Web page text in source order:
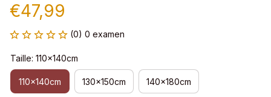
€47,99
(0) 0 examen
Taille: 110x140cm
110x140cm 130x150cm 140x180cm